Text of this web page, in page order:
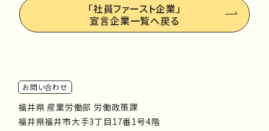
「社員ファースト企業」
宣言企業一覧へ戻る
お問い合わせ
福井県 産業労働部 労働政策課
福井県福井市大手3丁目17番1号4階